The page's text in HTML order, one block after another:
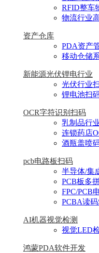
RFID整车
物流行业
资产仓库
PDA资产
移动仓储
新能源光伏锂电行业
光伏行业
锂电池扫
OCR字符识别扫码
乳制品行
连锁药店
酒瓶盖喷
pcb电路板扫码
半导体/集
PCB板多
FPC/PCB
PCBA读
AI机器视觉检测
视觉LED
鸿蒙PDA软件开发